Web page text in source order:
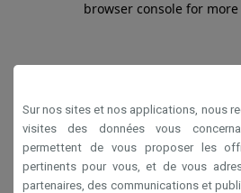
browser console for
Sur nos sites et nos applications, nous
visites des données vous
permettent de vous proposer les
pertinents pour vous, et de vous
partenaires, des communications et